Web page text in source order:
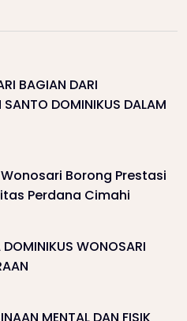
BAGIAN DARI
DOMINIKUS DALAM
Borong Prestasi
Perdana Cimahi
WONOSARI